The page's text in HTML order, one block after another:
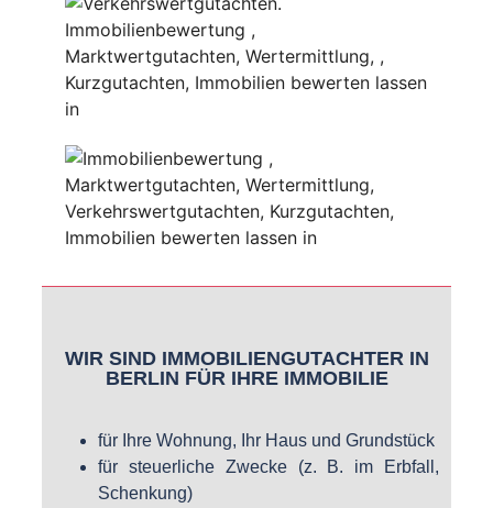
WIR SIND IMMOBILIENGUTACHTER IN
BERLIN FÜR IHRE IMMOBILIE
für Ihre Wohnung, Ihr Haus und Grundstück
für steuerliche Zwecke (z. B. im Erbfall,
Schenkung)